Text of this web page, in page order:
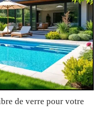
de verre pour votre